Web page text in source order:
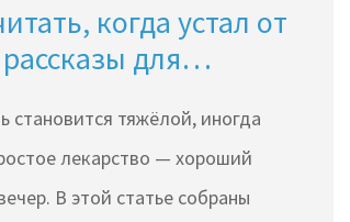
когда устал от
для
становится тяжёлой, иногда
лекарство — хороший
В этой статье собраны